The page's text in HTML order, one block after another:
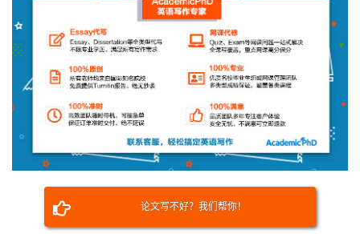
论文写不好？我们帮你！